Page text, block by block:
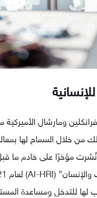
ومارشال الأميركية
من خلال السماح لها
لها للتدخل ومساعدة